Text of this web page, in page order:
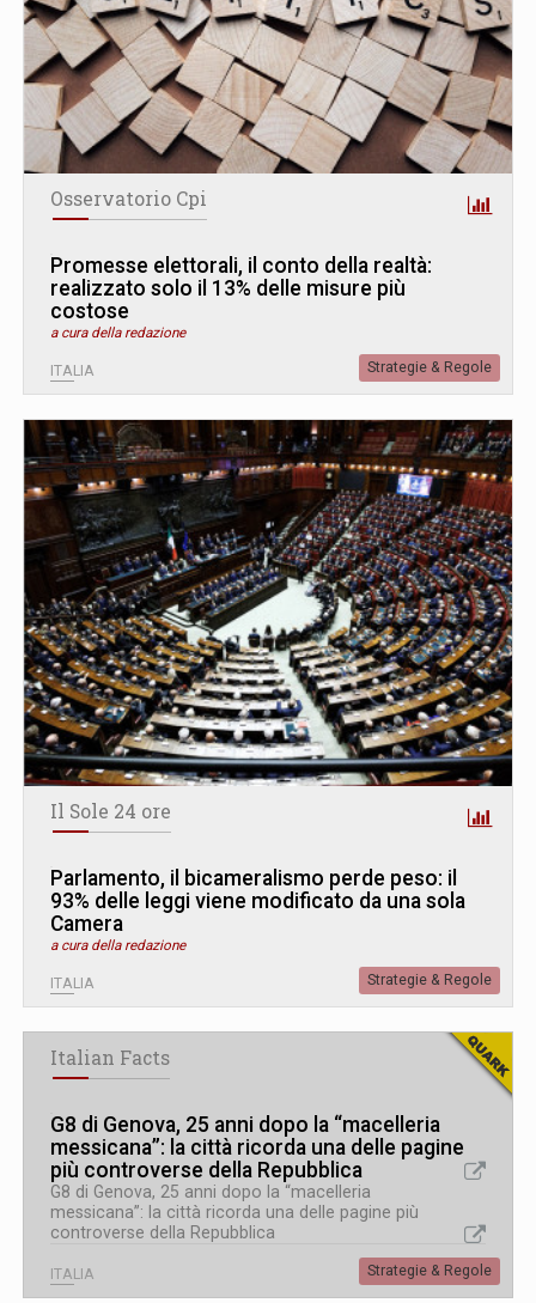
Osservatorio Cpi
Promesse elettorali, il conto della realtà:
realizzato solo il 13% delle misure più
costose
a cura della redazione
ITALIA Strategie & Regole
Il Sole 24 ore
Parlamento, il bicameralismo perde peso: il
93% delle leggi viene modificato da una sola
Camera
a cura della redazione
ITALIA Strategie & Regole
Italian Facts
G8 di Genova, 25 anni dopo la “macelleria
messicana”: la città ricorda una delle pagine
più controverse della Repubblica
G8 di Genova, 25 anni dopo la “macelleria
messicana”: la città ricorda una delle pagine più
controverse della Repubblica
ITALIA Strategie & Regole